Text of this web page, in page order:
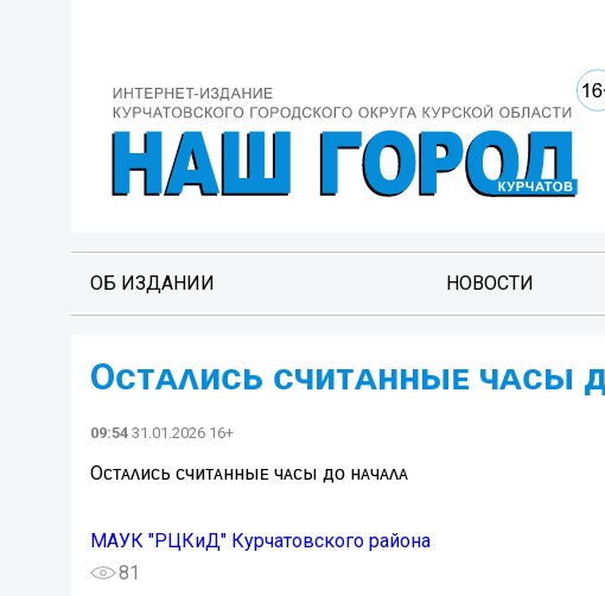
ОБ ИЗДАНИИ НОВОСТИ
Оᴄᴛᴀᴧиᴄь ᴄчиᴛᴀнныᴇ чᴀᴄы
09:54 31.01.2026 16+
Оᴄᴛᴀᴧиᴄь ᴄчиᴛᴀнныᴇ чᴀᴄы дᴏ нᴀчᴀᴧᴀ
МАУК "РЦКиД" Курчатовского района
81